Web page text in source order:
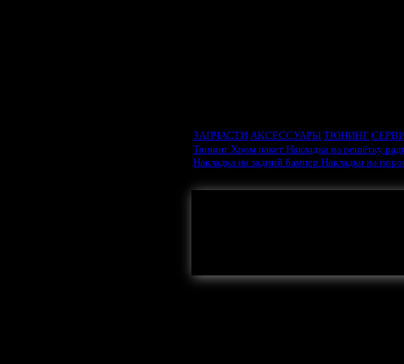
ЗАПЧАСТИ АКСЕССУАРЫ ТЮНИНГ
Тюнинг Хром пакет Накладка на решётку
Накладка на задний бампер Накладки на